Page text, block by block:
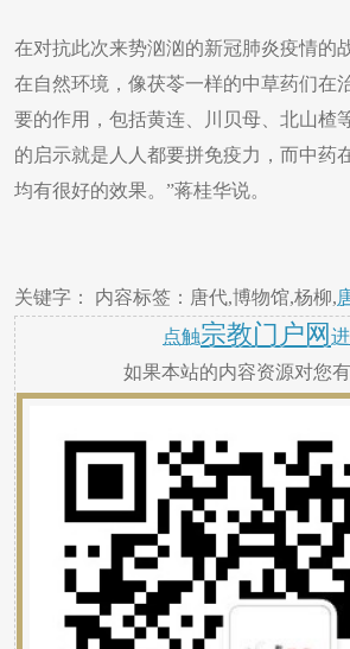
在对抗此次来势汹汹的新冠肺炎疫情的
在自然环境，像茯苓一样的中草药们在
要的作用，包括黄连、川贝母、北山楂
的启示就是人人都要拼免疫力，而中药
均有很好的效果。”蒋桂华说。
关键字： 内容标签：唐代,博物馆,杨柳,
点触宗教门户网
如果本站的内容资源对您